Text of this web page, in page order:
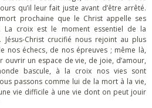
qu’il leur fait juste avant d’être arrêté.
prochaine que le Christ appelle ses
croix est le moment essentiel de la
Christ crucifié nous rejoint au plus
nos échecs, de nos épreuves ; même là,
ouvrir un espace de vie, de joie, d’amour,
bascule, à la croix nos vies sont
passons comme lui de la mort à la vie,
vie difficile à une vie dont on peut jouir